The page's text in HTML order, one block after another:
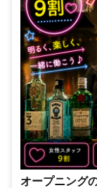
オープニング